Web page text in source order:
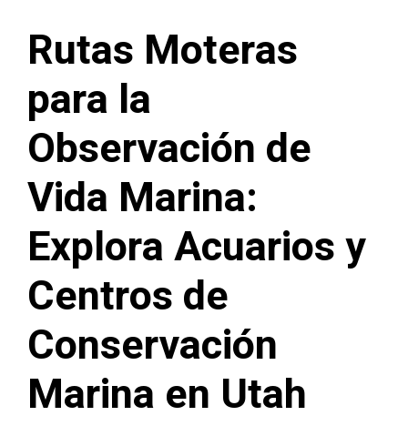
Rutas Moteras
para la
Observación de
Vida Marina:
Explora Acuarios y
Centros de
Conservación
Marina en Utah